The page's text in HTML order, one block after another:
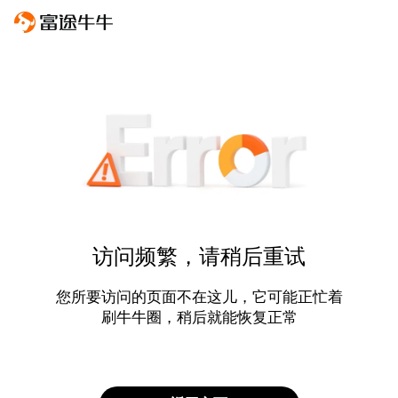
访问频繁，请稍后重试
您所要访问的页面不在这儿，它可能正忙着
刷牛牛圈，稍后就能恢复正常